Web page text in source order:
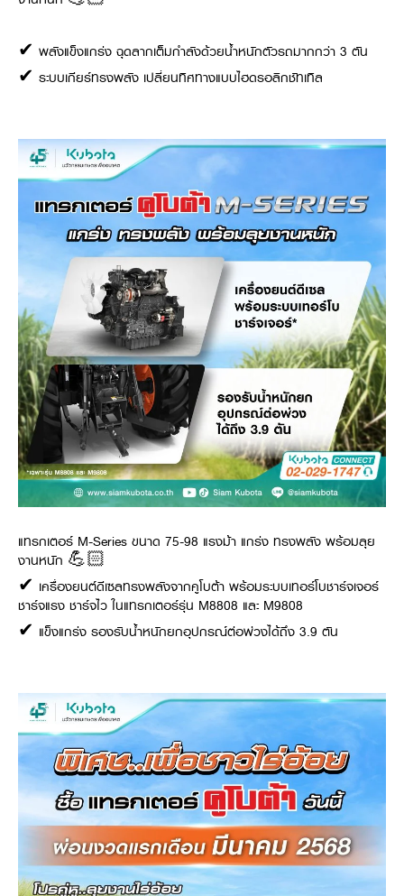
✔ พลังแข็งแกร่ง ฉุดลากเต็มกำลังด้วยน้ำหนักตัวรถมากกว่า 3 ตัน
✔ ระบบเกียร์ทรงพลัง เปลี่ยนทิศทางแบบไฮดรอลิกชัทเทิล
แทรกเตอร์ M-Series ขนาด 75-98 แรงม้า แกร่ง ทรงพลัง พร้อมลุย
งานหนัก 💪🏻
✔ เครื่องยนต์ดีเซลทรงพลังจากคูโบต้า พร้อมระบบเทอร์โบชาร์จเจอร์
ชาร์จแรง ชาร์จไว ในแทรกเตอร์รุ่น M8808 และ M9808
✔ แข็งแกร่ง รองรับน้ำหนักยกอุปกรณ์ต่อพ่วงได้ถึง 3.9 ตัน